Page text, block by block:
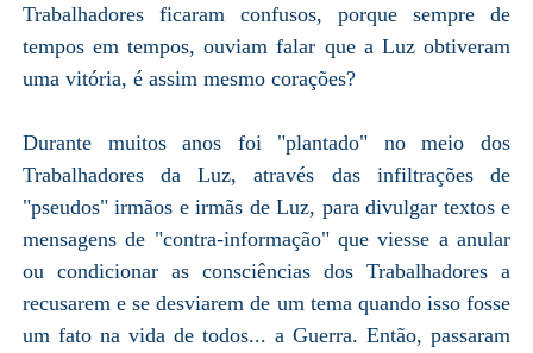
Trabalhadores ficaram confusos, porque sempre de
tempos em tempos, ouviam falar que a Luz obtiveram
uma vitória, é assim mesmo corações?
Durante muitos anos foi "plantado" no meio dos
Trabalhadores da Luz, através das infiltrações de
"pseudos" irmãos e irmãs de Luz, para divulgar textos e
mensagens de "contra-informação" que viesse a anular
ou condicionar as consciências dos Trabalhadores a
recusarem e se desviarem de um tema quando isso fosse
um fato na vida de todos... a Guerra. Então, passaram